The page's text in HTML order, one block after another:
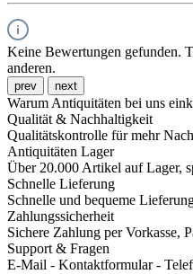
Keine Bewertungen gefunden.
anderen.
prev next
Warum Antiquitäten bei uns
Qualität & Nachhaltigkeit
Qualitätskontrolle für mehr
Antiquitäten Lager
Über 20.000 Artikel auf Lager,
Schnelle Lieferung
Schnelle und bequeme
Zahlungssicherheit
Sichere Zahlung per Vorkasse,
Support & Fragen
E-Mail - Kontaktformular -